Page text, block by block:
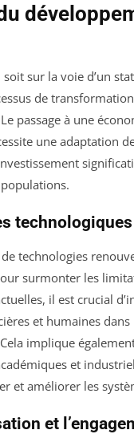
soit sur la voie d’un
de
passage à une
une adaptation
technologiques
technologies
surmonter les
il est crucial
et humaines
implique
et
et améliorer les
et